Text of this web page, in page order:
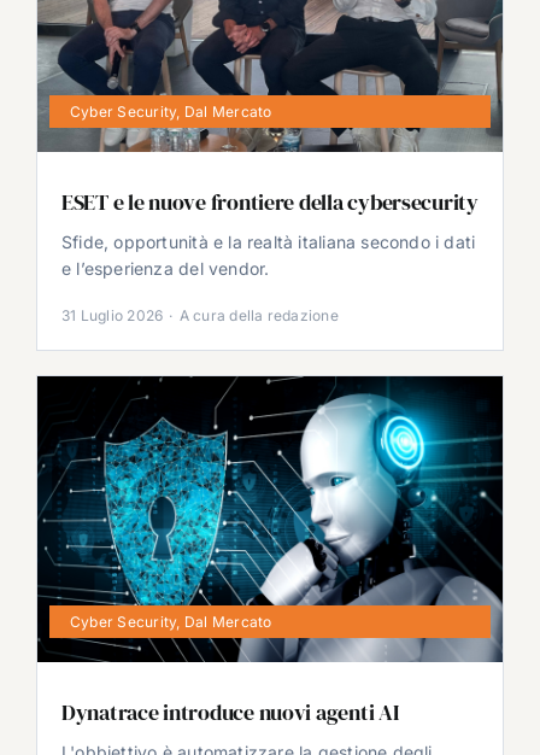
Cyber Security, Dal Mercato
ESET e le nuove frontiere della cybersecurity
Sfide, opportunità e la realtà italiana secondo i dati
e l’esperienza del vendor.
31 Luglio 2026 · A cura della redazione
Cyber Security, Dal Mercato
Dynatrace introduce nuovi agenti AI